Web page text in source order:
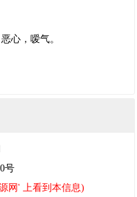
心，嗳气。
号
网' 上看到本信息)